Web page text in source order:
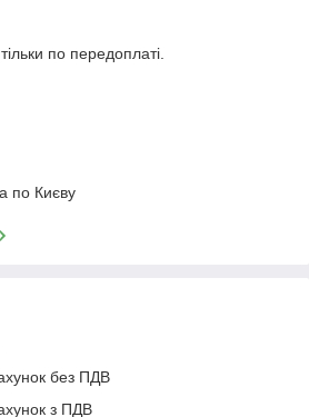
по передоплаті.
по Києву
без ПДВ
з ПДВ